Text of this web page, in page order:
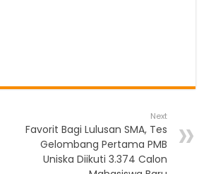
Next
Favorit Bagi Lulusan SMA, Tes
Gelombang Pertama PMB
Uniska Diikuti 3.374 Calon